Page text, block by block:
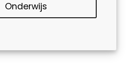
Onderwijs